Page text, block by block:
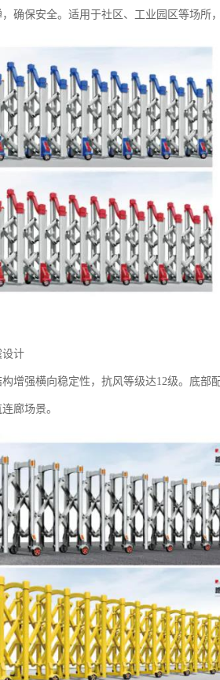
确保安全。适用于社区、工业园区等场所
设计‌
增强横向稳定性，抗风等级达12级。底部
廊场景。